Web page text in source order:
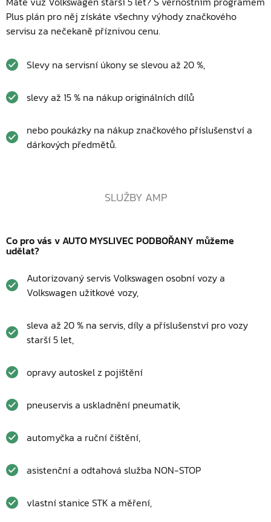
Plus plán pro něj získáte všechny výhody značkového
servisu za nečekaně příznivou cenu.
Slevy na servisní úkony se slevou až 20 %,
slevy až 15 % na nákup originálních dílů
nebo poukázky na nákup značkového příslušenství a
dárkových předmětů.
SLUŽBY AMP
Co pro vás v AUTO MYSLIVEC PODBOŘANY můžeme
udělat?
Autorizovaný servis Volkswagen osobní vozy a
Volkswagen užitkové vozy,
sleva až 20 % na servis, díly a příslušenství pro vozy
starší 5 let,
opravy autoskel z pojištění
pneuservis a uskladnění pneumatik,
automyčka a ruční čištění,
asistenční a odtahová služba NON-STOP
vlastní stanice STK a měření,